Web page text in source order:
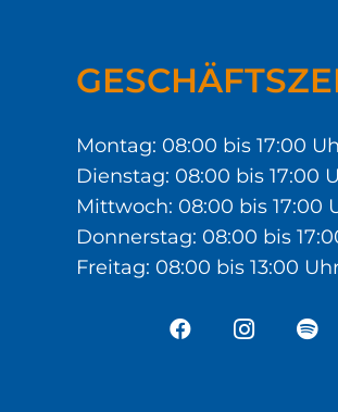
Montag: 08:00 bis 17:00
Dienstag: 08:00 bis 17:00
Mittwoch: 08:00 bis 17:00
Donnerstag: 08:00 bis
Freitag: 08:00 bis 13:00